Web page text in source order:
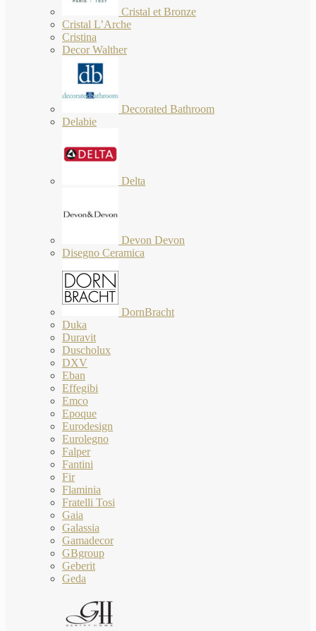
Cristal et Bronze
Cristal L’Arche
Cristina
Decor Walther
Decorated Bathroom
Delabie
Delta
Devon Devon
Disegno Ceramica
DornBracht
Duka
Duravit
Duscholux
DXV
Eban
Effegibi
Emco
Epoque
Eurodesign
Eurolegno
Falper
Fantini
Fir
Flaminia
Fratelli Tosi
Gaia
Galassia
Gamadecor
GBgroup
Geberit
Geda